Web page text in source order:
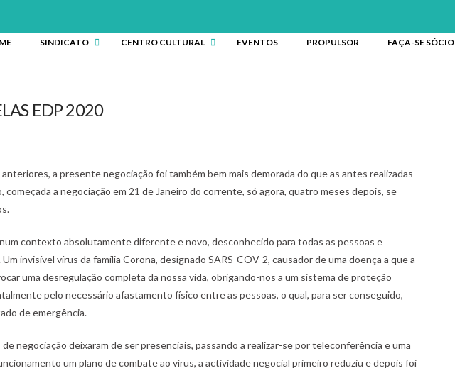
SINDICATO CENTRO CULTURAL EVENTOS PROPULSOR FAÇA-SE SÓCIO
EDP 2020
a presente negociação foi também bem mais demorada do que as antes realizadas
começada a negociação em 21 de Janeiro do corrente, só agora, quatro meses depois, se
contexto absolutamente diferente e novo, desconhecido para todas as pessoas e
invisível vírus da família Corona, designado SARS-COV-2, causador de uma doença a que a
uma desregulação completa da nossa vida, obrigando-nos a um sistema de proteção
pelo necessário afastamento físico entre as pessoas, o qual, para ser conseguido,
de emergência.
negociação deixaram de ser presenciais, passando a realizar-se por teleconferência e uma
um plano de combate ao vírus, a actividade negocial primeiro reduziu e depois foi